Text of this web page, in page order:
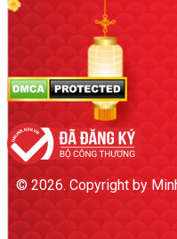
© 2026. Copyright by